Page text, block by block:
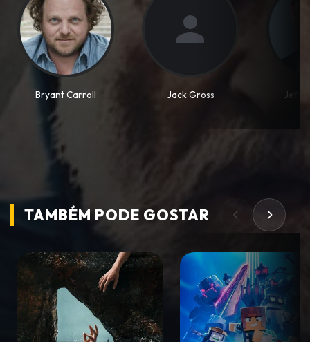
Bryant Carroll Jack Gross Jeff
TAMBÉM PODE GOSTAR